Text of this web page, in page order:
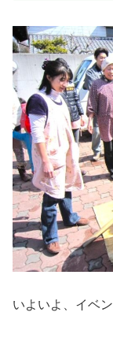
いよいよ、イベン